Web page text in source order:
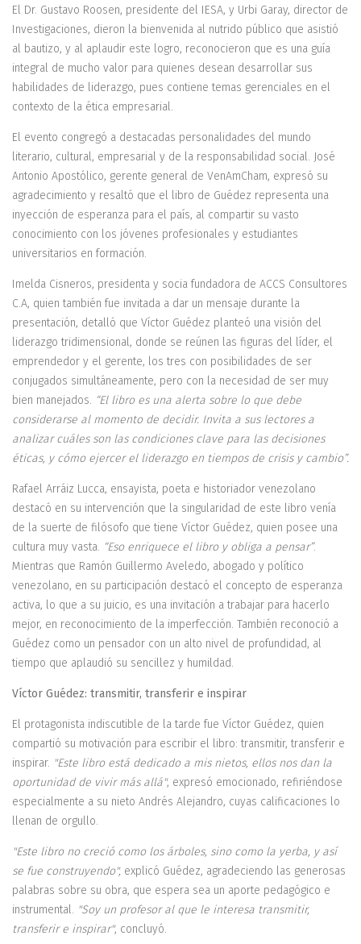
El Dr. Gustavo Roosen, presidente del IESA, y Urbi Garay, director de
Investigaciones, dieron la bienvenida al nutrido público que asistió
al bautizo, y al aplaudir este logro, reconocieron que es una guía
integral de mucho valor para quienes desean desarrollar sus
habilidades de liderazgo, pues contiene temas gerenciales en el
contexto de la ética empresarial.
El evento congregó a destacadas personalidades del mundo
literario, cultural, empresarial y de la responsabilidad social. José
Antonio Apostólico, gerente general de VenAmCham, expresó su
agradecimiento y resaltó que el libro de Guédez representa una
inyección de esperanza para el país, al compartir su vasto
conocimiento con los jóvenes profesionales y estudiantes
universitarios en formación.
Imelda Cisneros, presidenta y socia fundadora de ACCS Consultores
C.A, quien también fue invitada a dar un mensaje durante la
presentación, detalló que Víctor Guédez planteó una visión del
liderazgo tridimensional, donde se reúnen las figuras del líder, el
emprendedor y el gerente, los tres con posibilidades de ser
conjugados simultáneamente, pero con la necesidad de ser muy
bien manejados. “El libro es una alerta sobre lo que debe
considerarse al momento de decidir. Invita a sus lectores a
analizar cuáles son las condiciones clave para las decisiones
éticas, y cómo ejercer el liderazgo en tiempos de crisis y cambio”.
Rafael Arráiz Lucca, ensayista, poeta e historiador venezolano
destacó en su intervención que la singularidad de este libro venía
de la suerte de filósofo que tiene Víctor Guédez, quien posee una
cultura muy vasta. “Eso enriquece el libro y obliga a pensar”.
Mientras que Ramón Guillermo Aveledo, abogado y político
venezolano, en su participación destacó el concepto de esperanza
activa, lo que a su juicio, es una invitación a trabajar para hacerlo
mejor, en reconocimiento de la imperfección. También reconoció a
Guédez como un pensador con un alto nivel de profundidad, al
tiempo que aplaudió su sencillez y humildad.
Víctor Guédez: transmitir, transferir e inspirar
El protagonista indiscutible de la tarde fue Víctor Guédez, quien
compartió su motivación para escribir el libro: transmitir, transferir e
inspirar. "Este libro está dedicado a mis nietos, ellos nos dan la
oportunidad de vivir más allá", expresó emocionado, refiriéndose
especialmente a su nieto Andrés Alejandro, cuyas calificaciones lo
llenan de orgullo.
"Este libro no creció como los árboles, sino como la yerba, y así
se fue construyendo", explicó Guédez, agradeciendo las generosas
palabras sobre su obra, que espera sea un aporte pedagógico e
instrumental. "Soy un profesor al que le interesa transmitir,
transferir e inspirar", concluyó.